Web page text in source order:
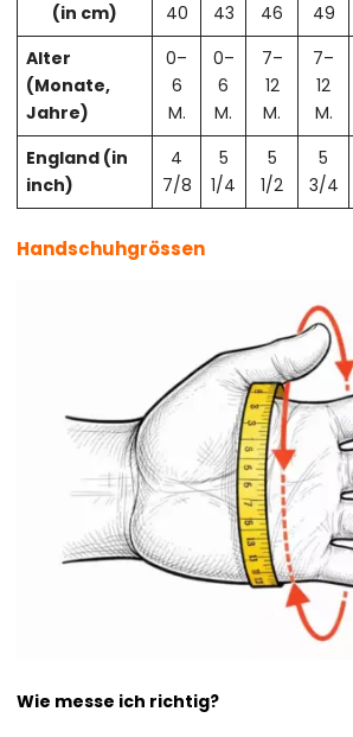
(in cm)
40
43
46
49
Alter
(Monate,
Jahre)
0–
6
M.
0–
6
M.
7–
12
M.
7–
12
M.
England (in
inch)
4
7/8
5
1/4
5
1/2
5
3/4
Handschuhgrössen
Wie messe ich richtig?